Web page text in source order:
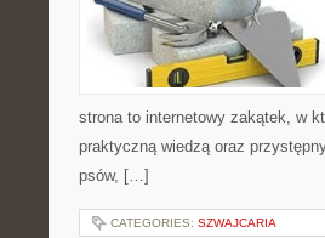
strona to internetowy zakątek, w
praktyczną wiedzą oraz
psów, […]
CATEGORIES: SZWAJCARIA